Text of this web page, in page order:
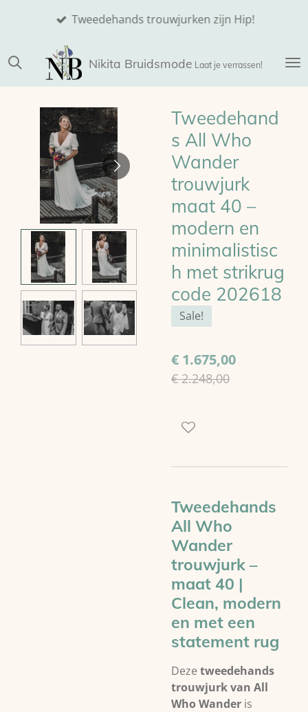
de
hoofdinhoud
Nikita Bruidsmode Laat je verrassen!
Tweedehands trouwjurken zijn Hip!
Tweedehand
s All Who
Wander
trouwjurk
maat 40 –
modern en
minimalistisc
h met strikrug
code 202618
Sale!
€ 1.675,00
€ 2.248,00
Tweedehands
All Who
Wander
trouwjurk –
maat 40 |
Clean, modern
en met een
statement rug
Deze tweedehands
trouwjurk van All
Who Wander is